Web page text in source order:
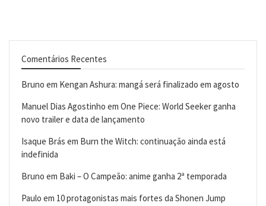
Comentários Recentes
Bruno em Kengan Ashura: mangá será finalizado em agosto
Manuel Dias Agostinho em One Piece: World Seeker ganha
novo trailer e data de lançamento
Isaque Brás em Burn the Witch: continuação ainda está
indefinida
Bruno em Baki – O Campeão: anime ganha 2ª temporada
Paulo em 10 protagonistas mais fortes da Shonen Jump